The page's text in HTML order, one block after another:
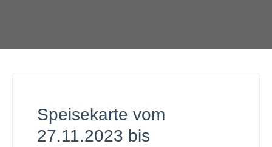
Speisekarte vom
27.11.2023 bis